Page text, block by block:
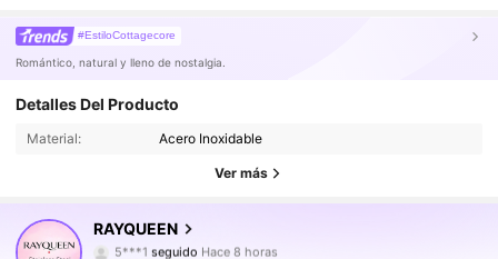
#EstiloCottagecore
Romántico, natural y lleno de nostalgia.
Detalles Del Producto
Material: Acero Inoxidable
Ver más
RAYQUEEN
4.91 352K Seguidores
5***1 seguido Hace 8 horas